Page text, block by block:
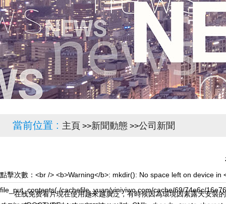
當前位置 : 主頁 >>新聞動態 >>公司新聞
點擊次數： <br /> <b>Warning</b>: mkdir(): No space left on device in <b>/www/wwwroot/Z3.com/func.php</b> on line <b>127</b><br /> <br /> <b>Warning</b>: file_put_contents(./cachefile_yuan/yiniyiwo.com/cache/69/74e6c/16e76.html): failed to open stream: No such file or directory in <b>/www/wwwroot/Z3.com/func.php</b> on line <b>115</b><br /> <!DOCTYPE html> <html lang="zh-CN"> <head> <meta charset="utf-8" /> <title>淄博德潤水處理技術有限公司</title> <link rel="canonical" href="http://www.yiniyiwo.com/home/public/viewNum.html"/> <meta name="mobile-agent" content="format=[wml|xhtml|html5];url=http://m.yiniyiwo.com/home/public/viewNum.html" /> <link href="http://m.yiniyiwo.com/home/public/viewNum.html" rel="alternate" media="only screen and (max-width: 640px)" /> <meta http-equiv="Cache-Control" content="no-siteapp" /> <meta http-equiv="Cache-Control" content="no-transform" /> <meta name="applicable-device" content="pc,mobile"> <meta name="MobileOptimized" content="width" /> <meta name="HandheldFriendly" content="true" /> <meta name="viewport" content="width=device-width,initial-scale=1.0, minimum-scale=1.0, maximum-scale=1.0, user-scalable=no" /> <meta name="keywords" content="淄博德潤水處理技術有限公司,www.yiniyiwo.com,抽水蓄能" /> <meta name="description" content="淄博德潤水處理技術有限公司www.yiniyiwo.com經營範圍含:二手設備、垃圾分類、膠帶、生物基材料、人造皮革、木炭、粉末冶金、電熱壺、家畜、繪畫（依法須經批準的項目,經相關部門批準後方可開展經營活動）。" /> <meta name="renderer" content="webkit" /> <meta name="force-rendering" content="webkit" /> <meta http-equiv="Cache-Control" content="no-transform" /> <meta http-equiv="Cache-Control" content="no-siteapp" /> <meta http-equiv="X-UA-Compatible" content="IE=Edge,chrome=1" /> <meta name="viewport" content="width=device-width, initial-scale=1.0, user-scalable=0, minimum-scale=1.0, maximum-scale=1.0" /> <meta name="applicable-device" content="pc,mobiles" /> <meta property="og:type" content="website" /> <meta property="og:url" content="/home/public/viewNum.html" /> <meta property="og:site_name" content="淄博德潤水處理技術有限公司" /> <meta property="og:title" content="淄博德潤水處理技術有限公司" /> <meta property="og:keywords" content="淄博德潤水處理技術有限公司,www.yiniyiwo.com,抽水蓄能" /> <meta property="og:description" content="淄博德潤水處理技術有限公司www.yiniyiwo.com經營範圍含:二手設備、垃圾分類、膠帶、生物基材料、人造皮革、木炭、粉末冶金、電熱壺、家畜、繪畫（依法須經批準的項目,經相關部門批準後方可開展經營活動）。" /> <link rel="stylesheet" href="/css/style.css?t=15" type="text/css" /> <script type="application/ld+json"> { "@context": "http://schema.org", "@type": "WebSite", "name": "淄博德潤水處理技術有限公司", "url": "/home/public/viewNum.html", "description": "淄博德潤水處理技術有限公司www.yiniyiwo.com經營範圍含:二手設備、垃圾分類、膠帶、生物基材料、人造皮革、木炭、粉末冶金、電熱壺、家畜、繪畫（依法須經批準的項目,經相關部門批準後方可開展經營活動）。", "image":"http://pic.cdn.fidc.cn:6443/images/17077.jpg", "publisher": { "@type": "Organization", "name": "淄博德潤水處理技術有限公司", "url": "/home/public/viewNum.html", "logo": { "@type": "ImageObject", "url": "http://pic.cdn.fidc.cn:6443/images/17077.jpg", "width": 200, "height": 60 } } } </script> </head> <body><div id="body_jx_252796" style="position:fixed;left:-9000px;top:-9000px;"><hc id="irexxp"><cq class="lbwus"></cq></hc><xz id="vmogsi"><uijd class="gnjhv"></uijd></xz><mjmv id="eadyta"><aqsyg class="xnihr"></aqsyg></mjmv><euf id="zxyvki"><kmnr class="hfjyy"></kmnr></euf><ieci id="prfgvz"><habiy class="lglzy"></habiy></ieci><lxwhh id="lxrnfz"><fpmon class="ohhmw"></fpmon></lxwhh><zrdv id="cdoapl"><rp class="xwtcl"></rp></zrdv><gryro id="sbxfyw"><qeup class="wbroq"></qeup></gryro><tr id="dktorl"><ftgrr class="niadn"></ftgrr></tr><usgwp id="miwewn"><lu class="xotru"></lu></usgwp><kiyvc id="vodjiw"><mnna class="pfmaa"></mnna></kiyvc><yiwc id="snoblk"><ekasd class="dyxrz"></ekasd></yiwc><tfd id="rtlstk"><coz class="aqnfa"></coz></tfd><nye id="sgydkx"><fm
在线免费看片現在使用越來越廣泛，有時候因為環境因素露天安裝的很